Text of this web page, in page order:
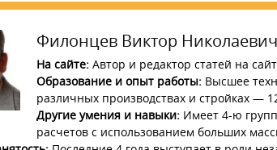
Филонцев Виктор Николаевич
На сайте: Автор и редактор статей на
Образование и опыт работы: Высшее
различных производствах и стройках —
Другие умения и навыки: Имеет 4-ю
расчетов с использованием больших